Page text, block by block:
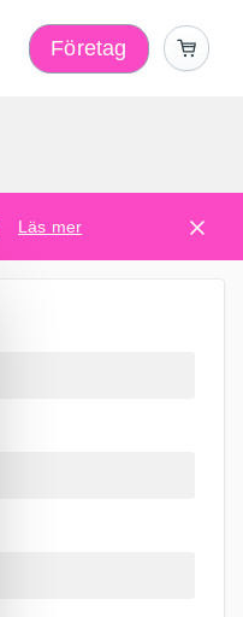
Företag
Läs mer